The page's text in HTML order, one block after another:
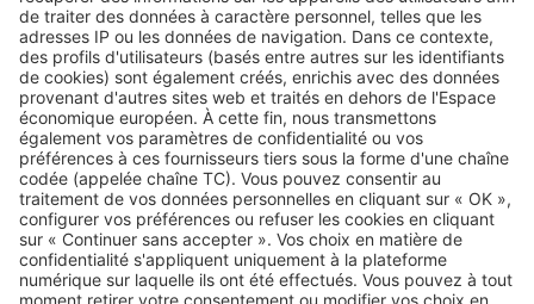
Retrouvez-nous sur …
A propos
Qui sommes-nous ?
Contacter le service client